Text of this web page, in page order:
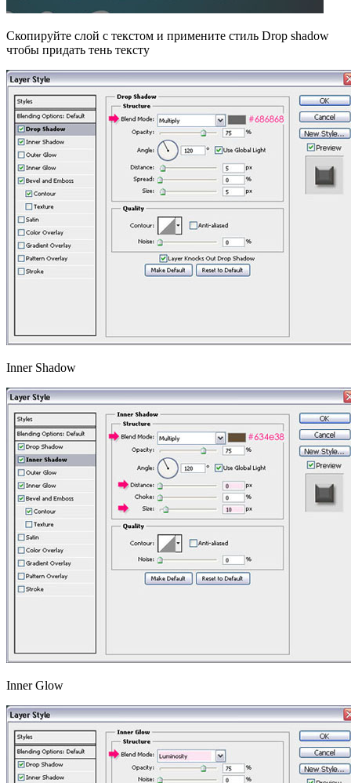
Скопируйте слой с текстом и примените стиль Drop shadow
чтобы придать тень тексту
Inner Shadow
Inner Glow